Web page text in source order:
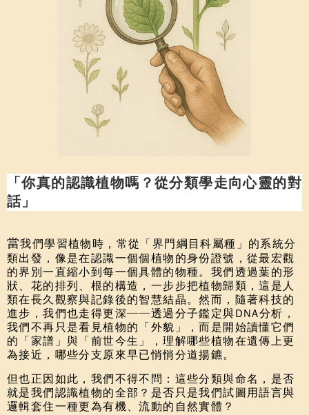
「你真的認識植物嗎？從分類學走向心靈的對
話」
當我們學習植物時，常從「界門綱目科屬種」的系統分
類出發，像是在認識一個個植物的身份證號，從最宏觀
的界別一直縮小到每一個具體的物種。我們透過葉的形
狀、花的排列、根的構造，一步步把植物歸類，這是人
類在長久觀察與記錄後的智慧結晶。然而，隨著科技的
進步，我們也走得更深──透過分子鑑定與DNA分析，
我們不再只是看見植物的「外貌」，而是開始讀懂它們
的「家譜」與「前世今生」，理解哪些植物在遺傳上更
為接近，哪些分支原來早已悄悄分道揚鑣。
但也正因如此，我們不得不問：這些分類與命名，是否
就是我們認識植物的全部？是否只是我們試圖用語言與
邏輯套住一種更為有機、流動的自然實體？